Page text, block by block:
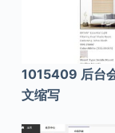
1015409 后台
文缩写